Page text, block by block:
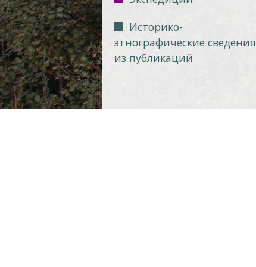
Историко-
этнографические сведения
из публикаций